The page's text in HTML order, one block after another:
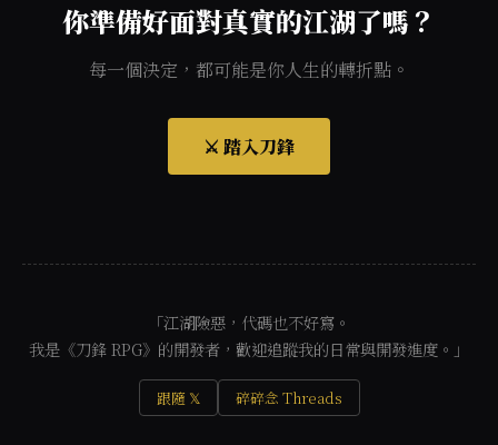
你準備好面對真實的江湖了嗎？
每一個決定，都可能是你人生的轉折點。
⚔️ 踏入刀鋒
「江湖險惡，代碼也不好寫。
我是《刀鋒 RPG》的開發者，歡迎追蹤我的日常與開發進度。」
跟隨 𝕏 碎碎念 Threads